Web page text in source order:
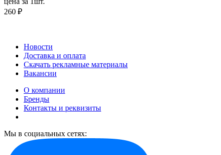
260 ₽
Новости
Доставка и оплата
Скачать рекламные материалы
Вакансии
О компании
Бренды
Контакты и реквизиты
Мы в социальных сетях: